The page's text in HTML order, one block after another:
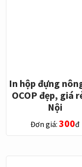
In hộp đựng
OCOP đẹp, giá
Nội
Đơn giá: 300đ